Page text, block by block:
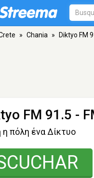
» Chania » Diktyo FM
FM 91.5 -
η πόλη ένα Δίκτυο